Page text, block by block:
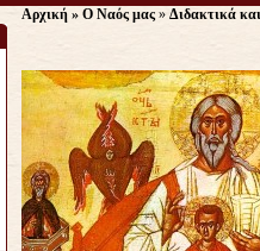
Αρχική» Ο Ναός μας» Διδακτικά